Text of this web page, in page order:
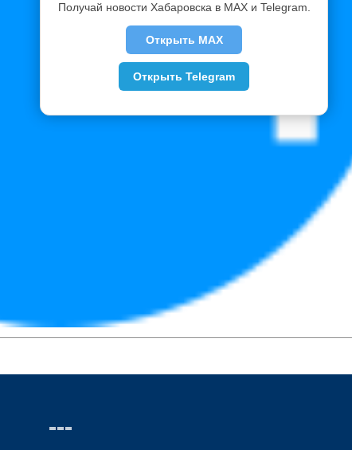
Получай новости Хабаровска в MAX и Telegram.
Открыть MAX
Открыть Telegram